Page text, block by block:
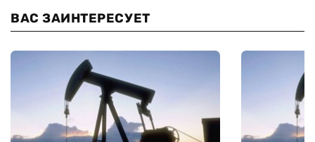
ВАС ЗАИНТЕРЕСУЕТ